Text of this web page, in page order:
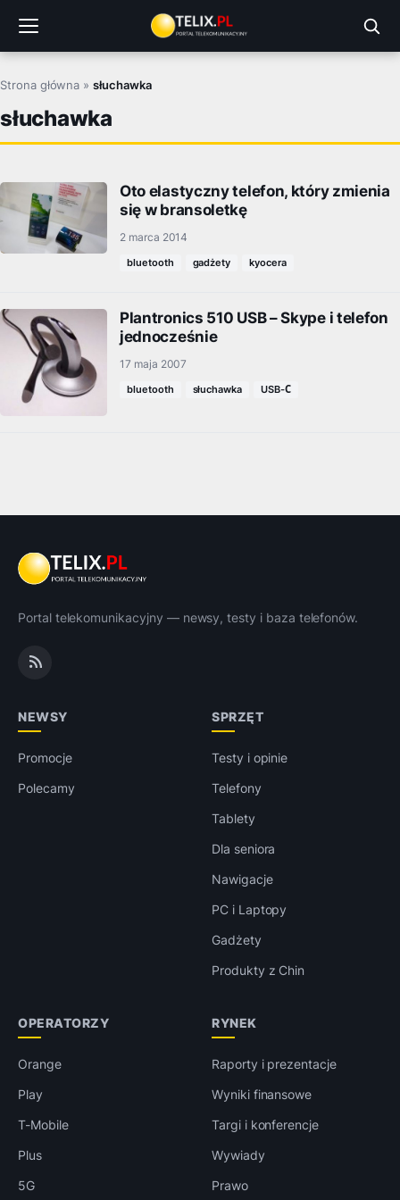
treści
Strona główna »słuchawka
słuchawka
Oto elastyczny telefon, który zmienia
się w bransoletkę
2 marca 2014
bluetooth gadżety kyocera
Plantronics 510 USB – Skype i telefon
jednocześnie
17 maja 2007
bluetooth słuchawka USB-С
Portal telekomunikacyjny — newsy, testy i baza telefonów.
NEWSY
Promocje
Polecamy
SPRZĘT
Testy i opinie
Telefony
Tablety
Dla seniora
Nawigacje
PC i Laptopy
Gadżety
Produkty z Chin
OPERATORZY
Orange
Play
T-Mobile
Plus
5G
RYNEK
Raporty i prezentacje
Wyniki finansowe
Targi i konferencje
Wywiady
Prawo